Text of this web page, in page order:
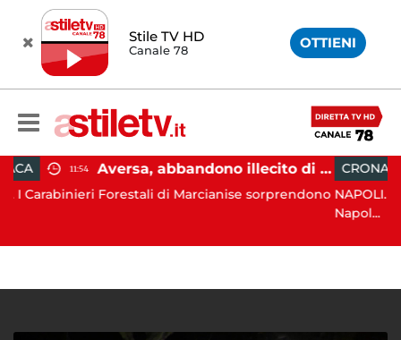
Stile TV HD
Canale 78 OTTIENI
Aversa, abbandono illecito di rifiuti: uomo sorpreso dai carabinieri
di Marcianise sorprendono
CRONACA 09:13
NAPOLI. Alto impatto dei